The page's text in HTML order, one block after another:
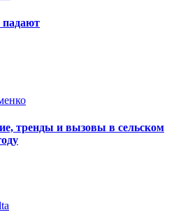
тренды и вызовы в сельском